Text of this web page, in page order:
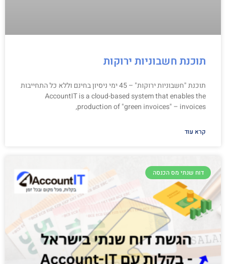
תוכנת חשבוניות ירוקות
תוכנת "חשבוניות ירוקות" – 45 ימי ניסיון בחינם וללא כל התחייבות
AccountIT is a cloud-based system that enables the
production of "green invoices" – invoices,
קרא עוד
דוח שנתי מס הכנסה